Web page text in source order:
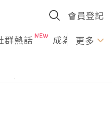
會員登記
群熱話 成為U更多